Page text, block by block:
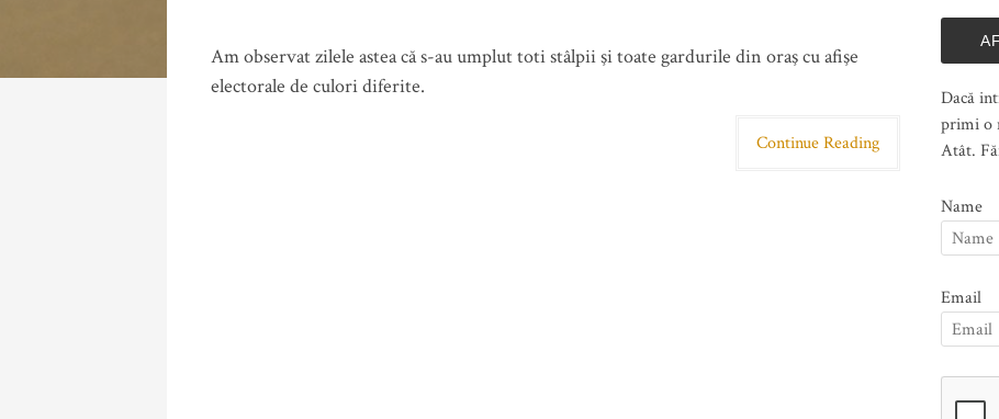
Am observat zilele astea că s-au umplut toti stâlpii şi toate gardurile din oraş cu afişe
electorale de culori diferite.
Continue Reading
Dacă
primi o
Atât.
Name
Email